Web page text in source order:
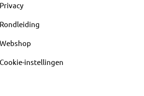
Privacy
Rondleiding
Webshop
Cookie-instellingen